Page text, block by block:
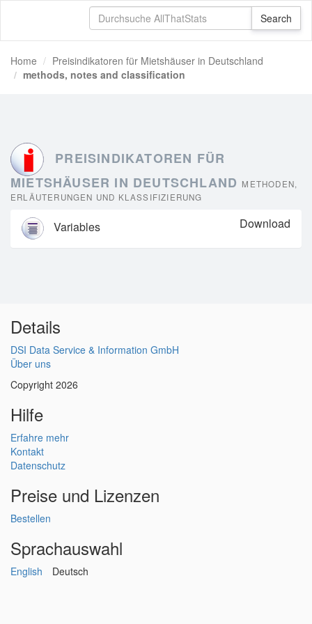
Home
Preisindikatoren für Mietshäuser in Deutschland
methods, notes and classification
PREISINDIKATOREN FÜR
MIETSHÄUSER IN DEUTSCHLAND METHODEN,
ERLÄUTERUNGEN UND KLASSIFIZIERUNG
Variables Download
Details
DSI Data Service & Information GmbH
Über uns
Copyright 2026
Hilfe
Erfahre mehr
Kontakt
Datenschutz
Preise und Lizenzen
Bestellen
Sprachauswahl
English Deutsch